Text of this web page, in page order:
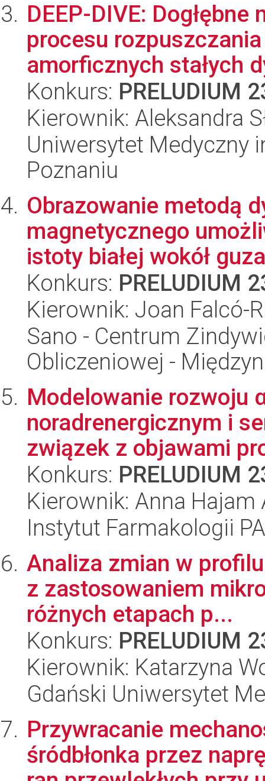
DEEP-DIVE:
procesu
amorficznych stałych
Konkurs: PRELUDIUM
Kierownik: Aleksandra
Uniwersytet Medyczny
Poznaniu
Obrazowanie metodą
magnetycznego
istoty białej wokół
Konkurs: PRELUDIUM
Kierownik: Joan Falcó-
Sano - Centrum
Obliczeniowej -
Modelowanie rozwoju
noradrenergicznym i
związek z objawami
Konkurs: PRELUDIUM
Kierownik: Anna Hajam
Instytut Farmakologii
Analiza zmian w
z zastosowaniem
różnych etapach p...
Konkurs: PRELUDIUM
Kierownik: Katarzyna
Gdański Uniwersytet
Przywracanie
śródbłonka przez